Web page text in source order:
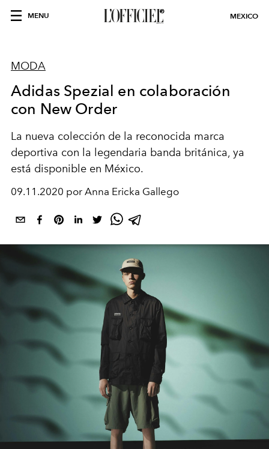
MENU MEXICO
MODA
Adidas Spezial en colaboración
con New Order
La nueva colección de la reconocida marca
deportiva con la legendaria banda británica, ya
está disponible en México.
09.11.2020 por Anna Ericka Gallego